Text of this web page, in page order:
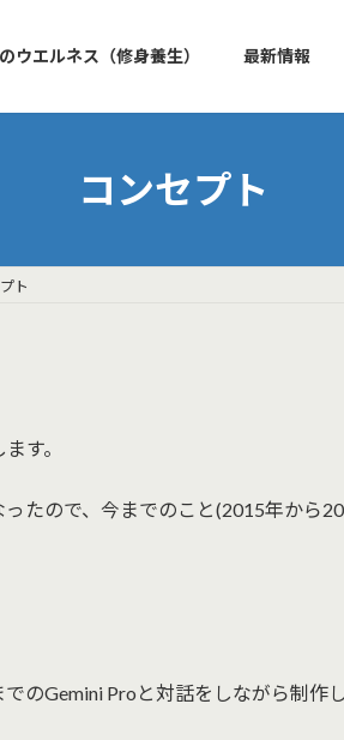
エルネス（修身養生） 最新情報
コンセプト
ト
す。
たので、今までのこと(2015年から
のGemini Proと対話をしながら制作